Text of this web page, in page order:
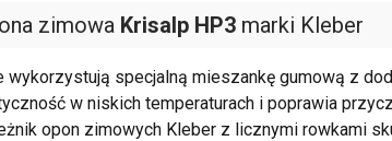
zimowa Krisalp HP3 marki Kleber
wykorzystują specjalną mieszankę gumową z
w niskich temperaturach i poprawia
opon zimowych Kleber z licznymi rowkami